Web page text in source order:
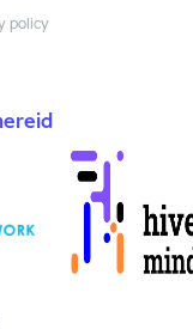
policy